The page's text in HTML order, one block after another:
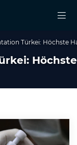
Türkei: Höchste
Höchste